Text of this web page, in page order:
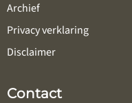
Archief
Privacy verklaring
Disclaimer
Contact